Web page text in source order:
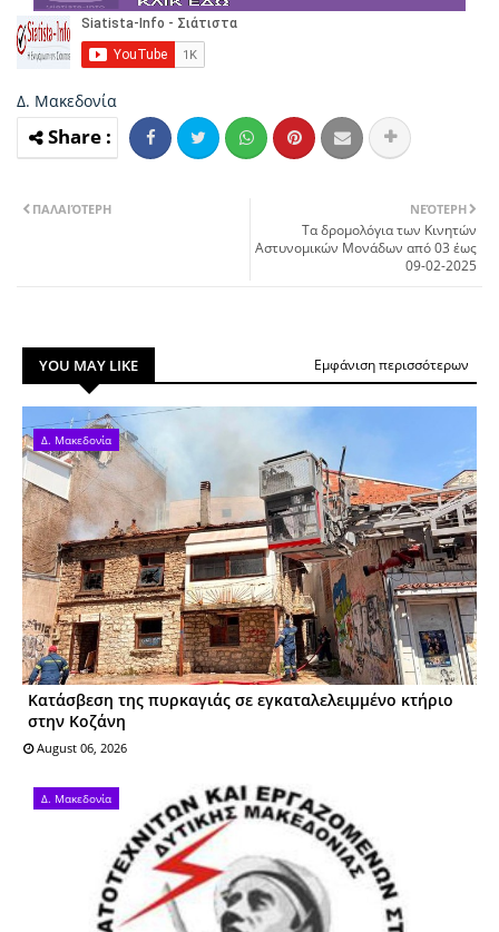
Δ. Μακεδονία
ΝΕΌΤΕΡΗ
Τα δρομολόγια των Κινητών
Αστυνομικών Μονάδων από 03 έως
09-02-2025
ΠΑΛΑΙΌΤΕΡΗ
YOU MAY LIKE Εμφάνιση περισσότερων
Δ. Μακεδονία
Kατάσβεση της πυρκαγιάς σε εγκαταλελειμμένο κτήριο
στην Κοζάνη
August 06, 2026
Δ. Μακεδονία